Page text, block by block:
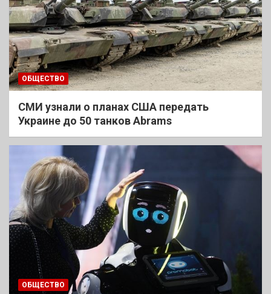
ОБЩЕСТВО
СМИ узнали о планах США передать
Украине до 50 танков Abrams
ОБЩЕСТВО